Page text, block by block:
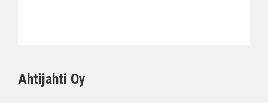
Ahtijahti Oy